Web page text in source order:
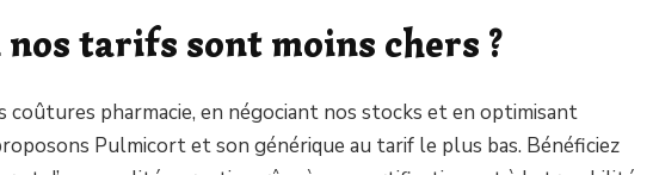
tarifs sont moins chers ?
coûtures pharmacie, en négociant nos stocks et en optimisant
Pulmicort et son générique au tarif le plus bas. Bénéficiez